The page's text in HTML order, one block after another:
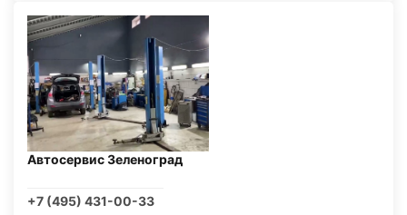
Автосервис Зеленоград
+7 (495) 431-00-33